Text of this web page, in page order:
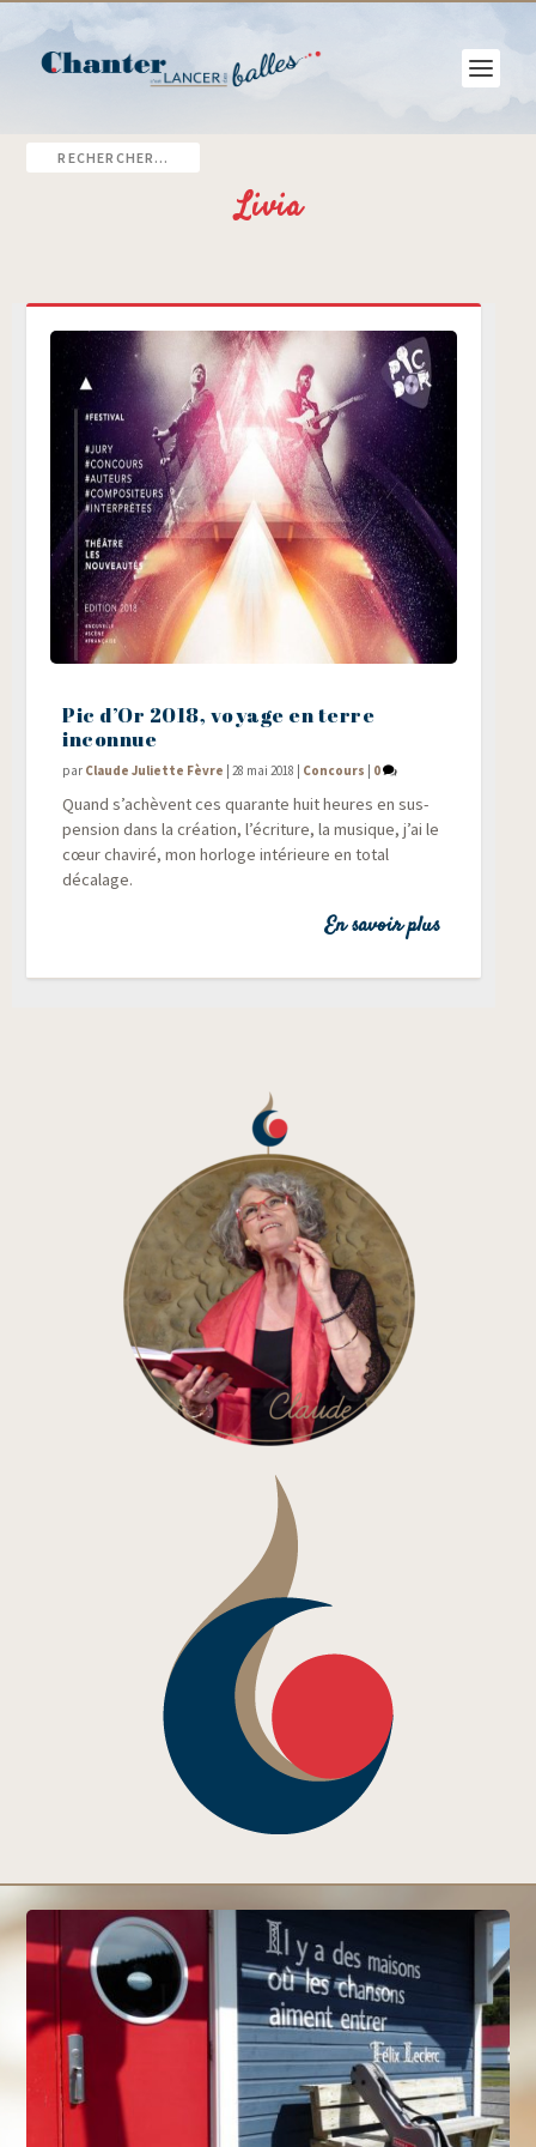
Livia
Pic d’Or 2018, voyage en terre
inconnue
par Claude Juliette Fèvre |28 mai 2018 | Concours | 0
Quand s’achèvent ces qua­rante huit heures en sus­
pen­sion dans la créa­tion, l’écriture, la musique, j’ai le
cœur cha­vi­ré, mon hor­loge inté­rieure en total
décalage.
En savoir plus